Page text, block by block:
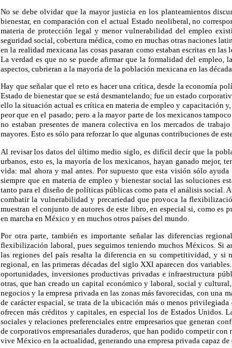
No se debe olvidar que la mayor justicia en los planteamientos
bienestar, en comparación con el actual Estado neoliberal, no
materia de protección legal y menor vulnerabilidad del empleo
seguridad social, cobertura médica, como en muchas otras naciones
en la realidad mexicana las cosas pasaran como estaban escritas en
La verdad es que no se puede afirmar que la formalidad del empleo,
aspectos, cubrieran a la mayoría de la población mexicana en las
Hay que señalar que el reto es hacer una crítica, desde la economía
Estado de bienestar que se está desmantelando; fue un estado
ello la situación actual es crítica en materia de empleo y capacitación
peor que en el pasado; pero a la mayor parte de los mexicanos
no estaban presentes de manera colectiva en los mercados de
mayores. Esto es sólo para reforzar lo que algunas contribuciones de
Al revisar los datos del último medio siglo, es difícil decir que la
urbanos, esto es, la mayoría de los mexicanos, hayan ganado mejor,
vida: mal ahora y mal antes. Por supuesto que esta visión sólo
siempre que en materia de empleo y bienestar social las soluciones
tanto para el diseño de políticas públicas como para el análisis social.
combatir la vulnerabilidad y precariedad que provoca la
muestran el conjunto de autores de este libro, en especial si, como es
en marcha en México y en muchos otros países del mundo.
Por otra parte, también es importante señalar las diferencias
flexibilización laboral, pues seguimos teniendo muchos Méxicos. Si
las regiones del país resalta la diferencia en su competitividad, y si
regional, en las primeras décadas del siglo XXI aparecen dos
oportunidades, inversiones productivas privadas e infraestructura
otras, que han creado un capital económico y laboral, social y
negocios y la empresa privada en las zonas más favorecidas, con una
de carácter espacial, se trata de la ubicación más o menos
ofrecen más créditos y capitales, en especial los de Estados Unidos.
sociales y relaciones preferenciales entre empresarios que generan
de corporativos empresariales duraderos, que han podido competir
vive México en la actualidad, generando una empresa privada capaz